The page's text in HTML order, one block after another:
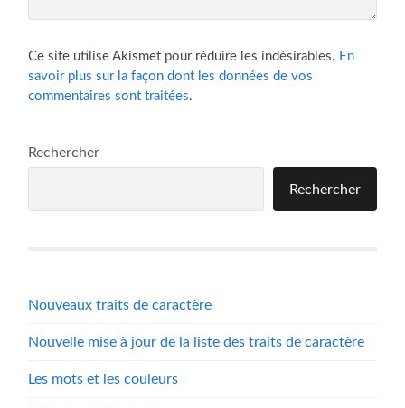
Ce site utilise Akismet pour réduire les indésirables. En
savoir plus sur la façon dont les données de vos
commentaires sont traitées.
Rechercher
Rechercher
Nouveaux traits de caractère
Nouvelle mise à jour de la liste des traits de caractère
Les mots et les couleurs